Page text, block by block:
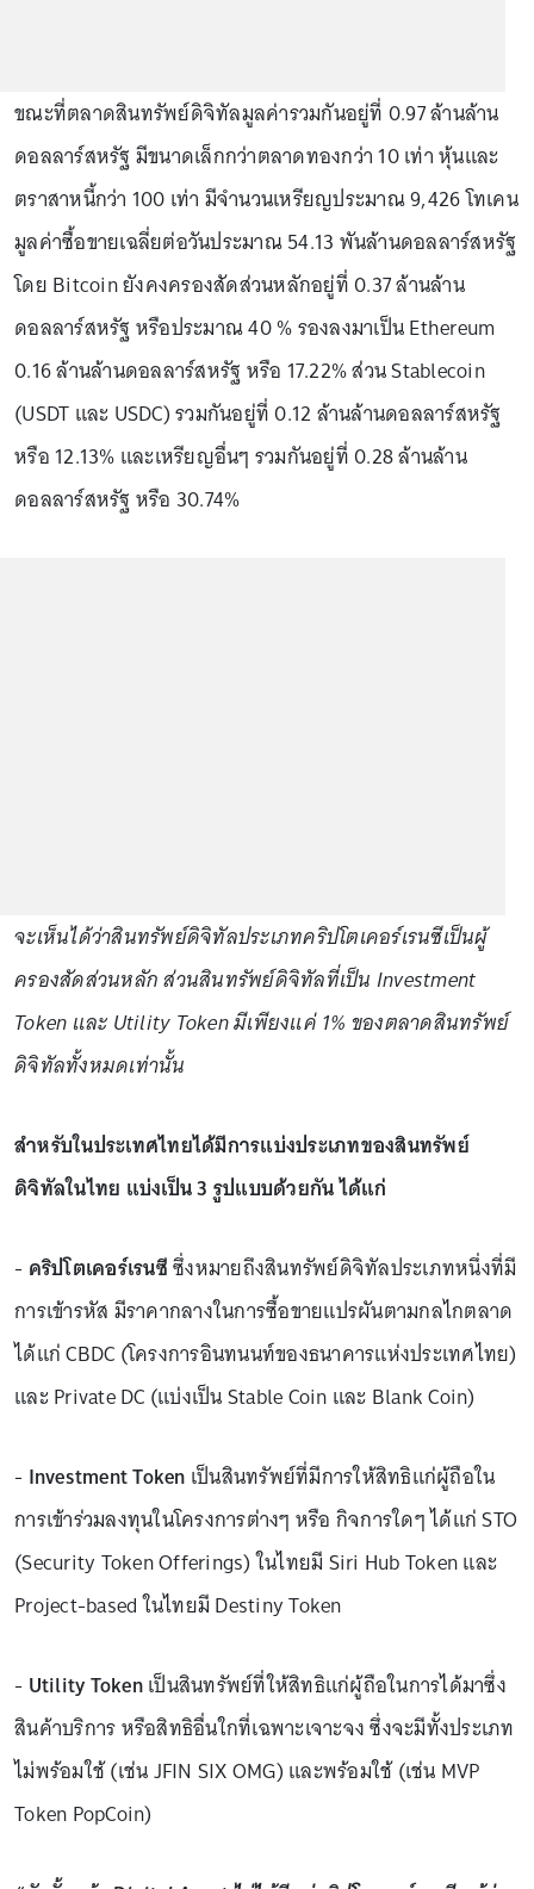
ขณะที่ตลาดสินทรัพย์ดิจิทัลมูลค่ารวมกันอยู่ที่ 0.97 ล้านล้าน
ดอลลาร์สหรัฐ มีขนาดเล็กกว่าตลาดทองกว่า 10 เท่า หุ้นและ
ตราสาหนี้กว่า 100 เท่า มีจำนวนเหรียญประมาณ 9,426 โทเคน
มูลค่าซื้อขายเฉลี่ยต่อวันประมาณ 54.13 พันล้านดอลลาร์สหรัฐ
โดย Bitcoin ยังคงครองสัดส่วนหลักอยู่ที่ 0.37 ล้านล้าน
ดอลลาร์สหรัฐ หรือประมาณ 40 % รองลงมาเป็น Ethereum
0.16 ล้านล้านดอลลาร์สหรัฐ หรือ 17.22% ส่วน Stablecoin
(USDT และ USDC) รวมกันอยู่ที่ 0.12 ล้านล้านดอลลาร์สหรัฐ
หรือ 12.13% และเหรียญอื่นๆ รวมกันอยู่ที่ 0.28 ล้านล้าน
ดอลลาร์สหรัฐ หรือ 30.74%
จะเห็นได้ว่าสินทรัพย์ดิจิทัลประเภทคริปโตเคอร์เรนซีเป็นผู้
ครองสัดส่วนหลัก ส่วนสินทรัพย์ดิจิทัลที่เป็น Investment
Token และ Utility Token มีเพียงแค่ 1% ของตลาดสินทรัพย์
ดิจิทัลทั้งหมดเท่านั้น
สำหรับในประเทศไทยได้มีการแบ่งประเภทของสินทรัพย์
ดิจิทัลในไทย แบ่งเป็น 3 รูปแบบด้วยกัน ได้แก่
- คริปโตเคอร์เรนซีซึ่งหมายถึงสินทรัพย์ดิจิทัลประเภทหนึ่งที่มี
การเข้ารหัส มีราคากลางในการซื้อขายแปรผันตามกลไกตลาด
ได้แก่ CBDC (โครงการอินทนนท์ของธนาคารแห่งประเทศไทย)
และ Private DC (แบ่งเป็น Stable Coin และ Blank Coin)
- Investment Token เป็นสินทรัพย์ที่มีการให้สิทธิแก่ผู้ถือใน
การเข้าร่วมลงทุนในโครงการต่างๆ หรือ กิจการใดๆ ได้แก่ STO
(Security Token Offerings) ในไทยมี Siri Hub Token และ
Project-based ในไทยมี Destiny Token
- Utility Tokenเป็นสินทรัพย์ที่ให้สิทธิแก่ผู้ถือในการได้มาซึ่ง
สินค้าบริการ หรือสิทธิอื่นใกที่เฉพาะเจาะจง ซึ่งจะมีทั้งประเภท
ไม่พร้อมใช้ (เช่น JFIN SIX OMG) และพร้อมใช้ (เช่น MVP
Token PopCoin)